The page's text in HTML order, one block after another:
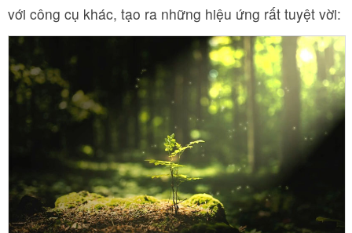
với công cụ khác, tạo ra những hiệu ứng rất tuyệt vời: